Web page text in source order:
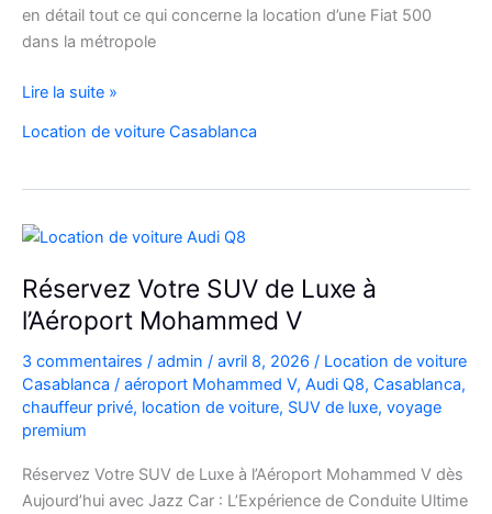
en détail tout ce qui concerne la location d’une Fiat 500
dans la métropole
Voyager
Casablanca
Fiat
500
charme,
pratiques
et
bons
plans
Lire la suite »
Location de voiture Casablanca
Réservez Votre SUV de Luxe à
l’Aéroport Mohammed V
3 commentaires / admin / avril 8, 2026 / Location de voiture
Casablanca / aéroport Mohammed V, Audi Q8, Casablanca,
chauffeur privé, location de voiture, SUV de luxe, voyage
premium
Réservez Votre SUV de Luxe à l’Aéroport Mohammed V dès
Aujourd’hui avec Jazz Car : L’Expérience de Conduite Ultime